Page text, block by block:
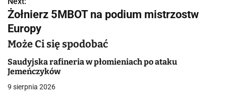
i
g
a
c
Żołnierz 5MBOT na podium mistrzostw
Europy
Może Ci się spodobać
Saudyjska rafineria w płomieniach po ataku
Jemeńczyków
9 sierpnia 2026